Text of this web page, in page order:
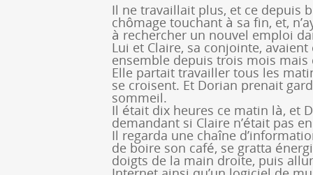
Il ne travaillait plus, et ce depuis
chômage touchant à sa fin, et,
à rechercher un nouvel emploi
Lui et Claire, sa conjointe,
ensemble depuis trois mois
Elle partait travailler tous les
se croisent. Et Dorian prenait
sommeil.
Il était dix heures ce matin là, et
demandant si Claire n’était pas
Il regarda une chaîne
de boire son café, se gratta
doigts de la main droite, puis